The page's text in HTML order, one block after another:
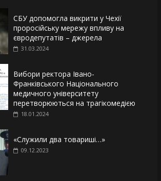
СБУ допомогла викрити у Чехії
проросійську мережу впливу на
євродепутатів – джерела
31.03.2024
Вибори ректора Івано-
Франківського Національного
медичного університету
перетворюються на трагікомедією
18.01.2024
«Служили два товариші…»
09.12.2023